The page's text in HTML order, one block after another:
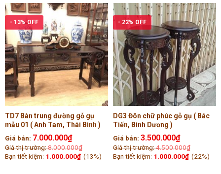
- 13% OFF
TD7 Bàn trung đường gỗ gụ
mẫu 01 ( Anh Tam, Thái Bình )
Giá bán: 7.000.000₫
Giá thị trường:8.000.000₫
Bạn tiết kiệm: 1.000.000₫ (13%)
- 22% OFF
DG3 Đôn chữ phúc gỗ gụ ( Bác
Tiến, Bình Dương )
Giá bán: 3.500.000₫
Giá thị trường:4.500.000₫
Bạn tiết kiệm: 1.000.000₫ (22%)